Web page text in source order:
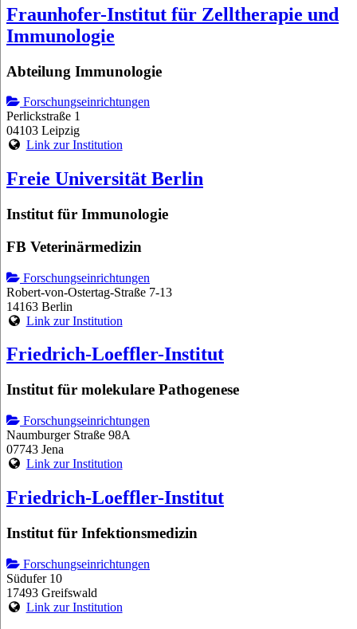
Fraunhofer-Institut für Zelltherapie und
Immunologie
Abteilung Immunologie
Forschungseinrichtungen
Perlickstraße 1
04103 Leipzig
Link zur Institution
Freie Universität Berlin
Institut für Immunologie
FB Veterinärmedizin
Forschungseinrichtungen
Robert-von-Ostertag-Straße 7-13
14163 Berlin
Link zur Institution
Friedrich-Loeffler-Institut
Institut für molekulare Pathogenese
Forschungseinrichtungen
Naumburger Straße 98A
07743 Jena
Link zur Institution
Friedrich-Loeffler-Institut
Institut für Infektionsmedizin
Forschungseinrichtungen
Südufer 10
17493 Greifswald
Link zur Institution